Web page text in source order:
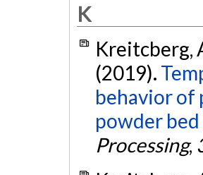
K
Kreitcberg,
(2019).
behavior of
powder
Processing,